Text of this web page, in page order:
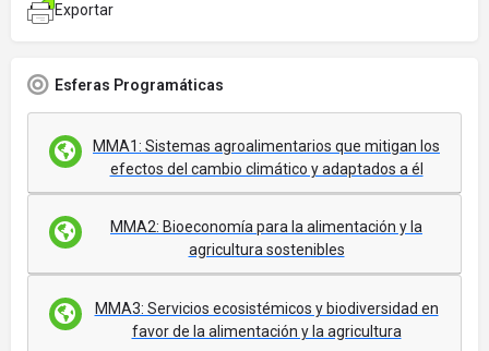
Exportar
Esferas Programáticas
MMA1: Sistemas agroalimentarios que mitigan los
efectos del cambio climático y adaptados a él
MMA2: Bioeconomía para la alimentación y la
agricultura sostenibles
MMA3: Servicios ecosistémicos y biodiversidad en
favor de la alimentación y la agricultura